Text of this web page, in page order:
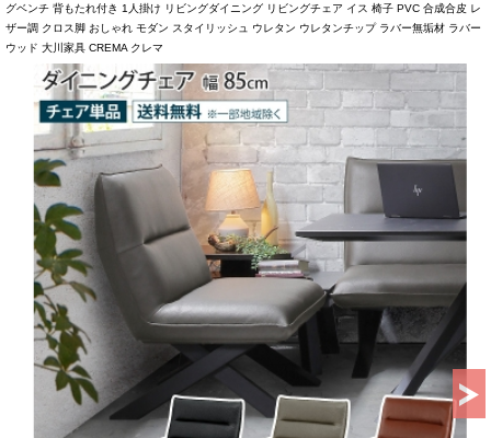
グベンチ 背もたれ付き 1人掛け リビングダイニング リビングチェア イス 椅子 PVC 合成合皮 レ
ザー調 クロス脚 おしゃれ モダン スタイリッシュ ウレタン ウレタンチップ ラバー無垢材 ラバー
ウッド 大川家具 CREMA クレマ